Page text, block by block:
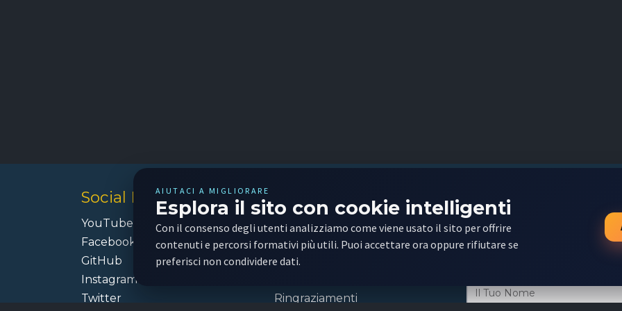
Social Network
YouTube
Facebook
GitHub
Instagram
Twitter
Info e Contatti
La Nostra Missione
Contattaci
Termini e Condizioni
Ringraziamenti
Iscriviti alla
Se sei su questo sito è
Iscriviti alla NewsLetter
importanti e i link più utili
settimanalmente dalla
AIUTACI A MIGLIORARE
Esplora il sito con cookie intelligenti
Con il consenso degli utenti analizziamo come viene usato il sito per offrire
contenuti e percorsi formativi più utili. Puoi accettare ora oppure rifiutare se
preferisci non condividere dati.